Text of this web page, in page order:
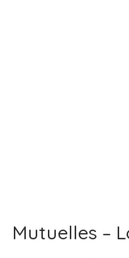
Mutuelles –